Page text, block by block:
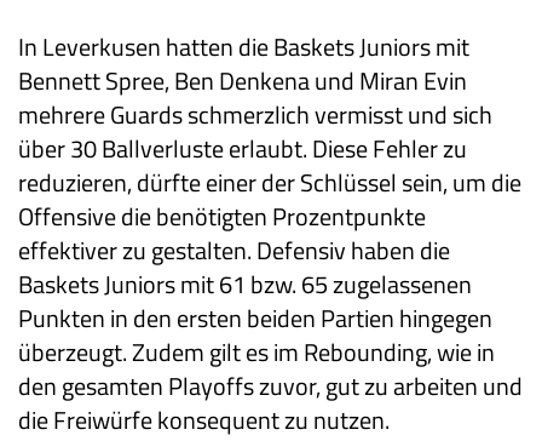
In Leverkusen hatten die Baskets Juniors mit
Bennett Spree, Ben Denkena und Miran Evin
mehrere Guards schmerzlich vermisst und sich
über 30 Ballverluste erlaubt. Diese Fehler zu
reduzieren, dürfte einer der Schlüssel sein, um die
Offensive die benötigten Prozentpunkte
effektiver zu gestalten. Defensiv haben die
Baskets Juniors mit 61 bzw. 65 zugelassenen
Punkten in den ersten beiden Partien hingegen
überzeugt. Zudem gilt es im Rebounding, wie in
den gesamten Playoffs zuvor, gut zu arbeiten und
die Freiwürfe konsequent zu nutzen.